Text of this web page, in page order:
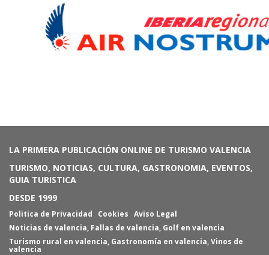
LA PRIMERA PUBLICACIÓN ONLINE DE TURISMO VALENCIA
TURISMO, NOTICIAS, CULTURA, GASTRONOMIA, EVENTOS,
GUIA TURISTICA
DESDE 1999
Politica de Privacidad Cookies Aviso Legal
Noticias de valencia, Fallas de valencia, Golf en valencia
Turismo rural en valencia, Gastronomía en valencia,Vinos de
valencia